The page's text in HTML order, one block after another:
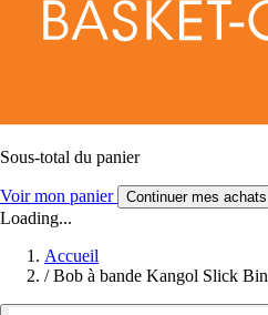
Sous-total du panier
Voir mon panier Continuer mes achats
Loading...
Accueil
/ Bob à bande Kangol Slick Bin